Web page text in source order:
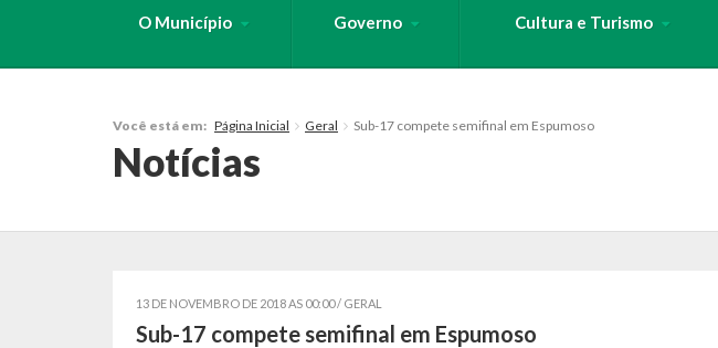
O Município Governo Cultura e Turismo
Você está em: Página Inicial Geral Sub-17 compete semifinal em Espumoso
Notícias
13 DE NOVEMBRO DE 2018 AS 00:00 / GERAL
Sub-17 compete semifinal em Espumoso